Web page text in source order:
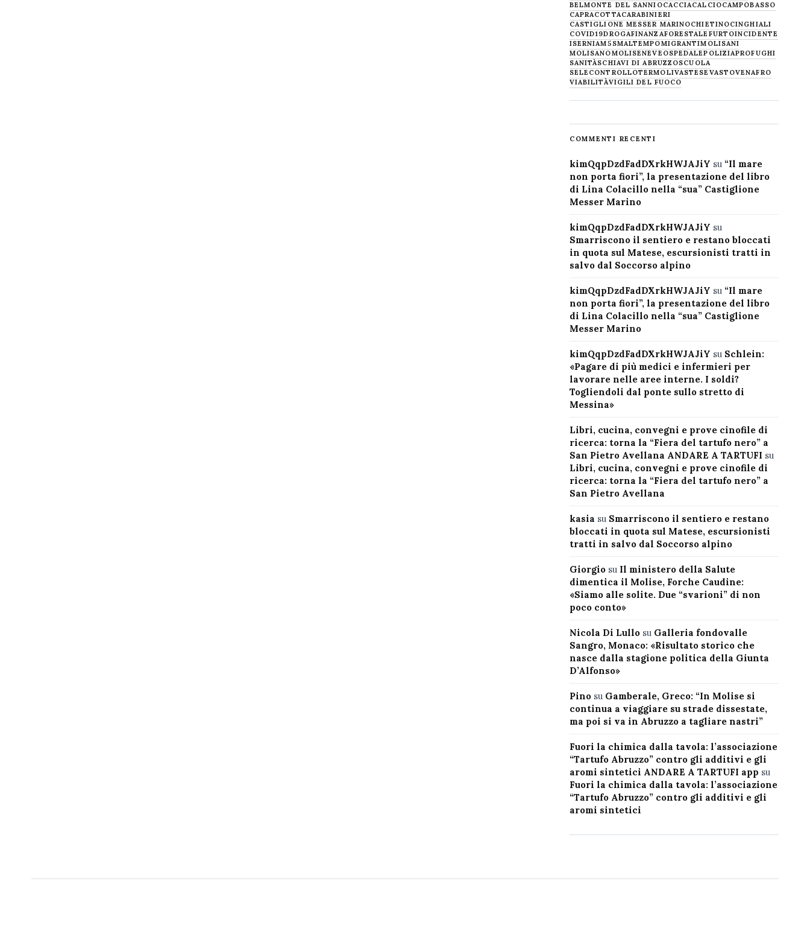
BELMONTE DEL SANNIOCACCIACALCIOCAMPOBASSO
CAPRACOTTACARABINIERI
CASTIGLIONE MESSER MARINOCHIETINOCINGHIALI
COVID19DROGAFINANZAFORESTALE FURTOINCIDENTE
ISERNIAM5SMALTEMPOMIGRANTIMOLISANI
MOLISANOMOLISENEVE OSPEDALEPOLIZIAPROFUGHI
SANITÀSCHIAVI DI ABRUZZOSCUOLA
SELECONTROLLOTERMOLIVASTESE VASTOVENAFRO
VIABILITÀVIGILI DEL FUOCO
COMMENTI RECENTI
kimQqpDzdFadDXrkHWJAJiY su “Il mare
non porta fiori”, la presentazione del libro
di Lina Colacillo nella “sua” Castiglione
Messer Marino
kimQqpDzdFadDXrkHWJAJiY su
Smarriscono il sentiero e restano bloccati
in quota sul Matese, escursionisti tratti in
salvo dal Soccorso alpino
kimQqpDzdFadDXrkHWJAJiY su “Il mare
non porta fiori”, la presentazione del libro
di Lina Colacillo nella “sua” Castiglione
Messer Marino
kimQqpDzdFadDXrkHWJAJiY su Schlein:
«Pagare di più medici e infermieri per
lavorare nelle aree interne. I soldi?
Togliendoli dal ponte sullo stretto di
Messina»
Libri, cucina, convegni e prove cinofile di
ricerca: torna la “Fiera del tartufo nero” a
San Pietro Avellana ANDARE A TARTUFI su
Libri, cucina, convegni e prove cinofile di
ricerca: torna la “Fiera del tartufo nero” a
San Pietro Avellana
kasia su Smarriscono il sentiero e restano
bloccati in quota sul Matese, escursionisti
tratti in salvo dal Soccorso alpino
Giorgiosu Il ministero della Salute
dimentica il Molise, Forche Caudine:
«Siamo alle solite. Due “svarioni” di non
poco conto»
Nicola Di Lullosu Galleria fondovalle
Sangro, Monaco: «Risultato storico che
nasce dalla stagione politica della Giunta
D’Alfonso»
Pinosu Gamberale, Greco: “In Molise si
continua a viaggiare su strade dissestate,
ma poi si va in Abruzzo a tagliare nastri”
Fuori la chimica dalla tavola: l’associazione
“Tartufo Abruzzo” contro gli additivi e gli
aromi sintetici ANDARE A TARTUFI app su
Fuori la chimica dalla tavola: l’associazione
“Tartufo Abruzzo” contro gli additivi e gli
aromi sintetici